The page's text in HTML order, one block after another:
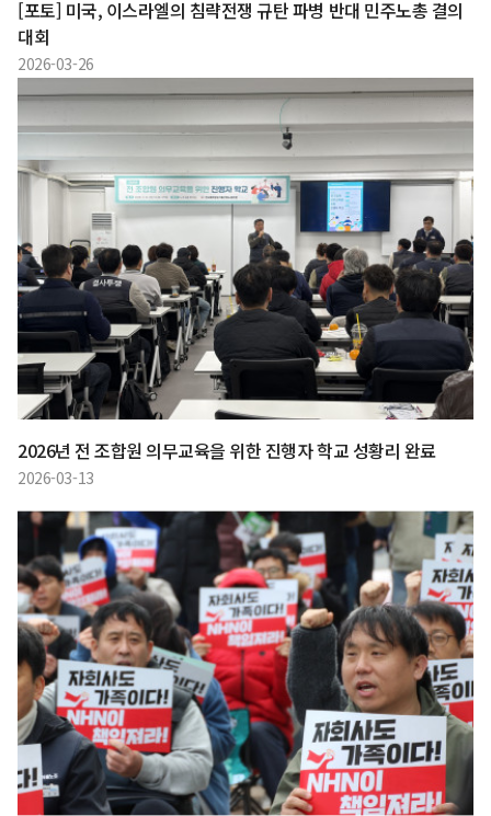
[포토] 미국, 이스라엘의 침략전쟁 규탄 파병 반대 민주노총 결의
대회
2026-03-26
2026년 전 조합원 의무교육을 위한 진행자 학교 성황리 완료
2026-03-13